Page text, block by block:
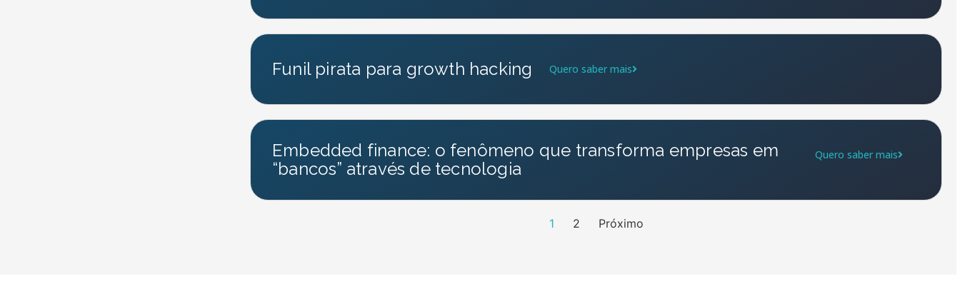
Funil pirata para growth hacking Quero saber mais
Embedded finance: o fenômeno que transforma empresas em
“bancos” através de tecnologia
Quero saber mais
1 2 Próximo